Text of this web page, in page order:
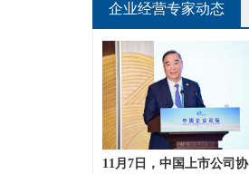
企业经营专家动态
11月7日，中国上市公司协